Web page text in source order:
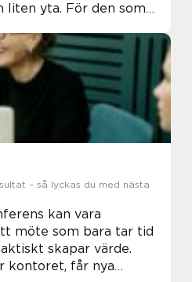
liten yta. För den som
utan lika mycket
– så lyckas du med nästa
kan vara
möte som bara tar tid
skapar värde.
kontoret, får nya